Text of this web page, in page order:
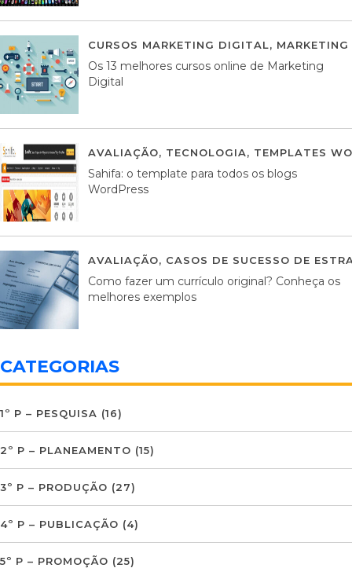
CURSOS MARKETING DIGITAL,
Os 13 melhores cursos online de Marketing
Digital
AVALIAÇÃO, TECNOLOGIA, TEMPLATES
Sahifa: o template para todos os blogs
WordPress
AVALIAÇÃO, CASOS DE SUCESSO DE
Como fazer um currículo original? Conheça os
melhores exemplos
CATEGORIAS
1º P – PESQUISA (16)
2º P – PLANEAMENTO (15)
3º P – PRODUÇÃO (27)
4º P – PUBLICAÇÃO (4)
5º P – PROMOÇÃO (25)